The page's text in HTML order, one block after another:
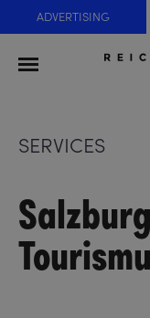
ADVERTISING
SERVICES